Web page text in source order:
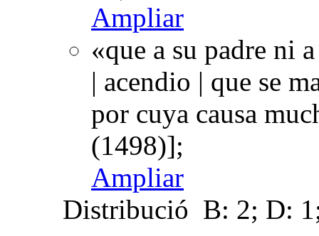
Ampliar
«que a su padre ni
| acendio | que se
por cuya causa
(1498)];
Ampliar
Distribució B: 2; D: